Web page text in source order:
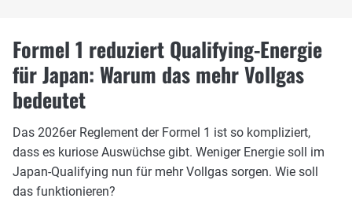
Formel 1 reduziert Qualifying-Energie
für Japan: Warum das mehr Vollgas
bedeutet
Das 2026er Reglement der Formel 1 ist so kompliziert,
dass es kuriose Auswüchse gibt. Weniger Energie soll im
Japan-Qualifying nun für mehr Vollgas sorgen. Wie soll
das funktionieren?